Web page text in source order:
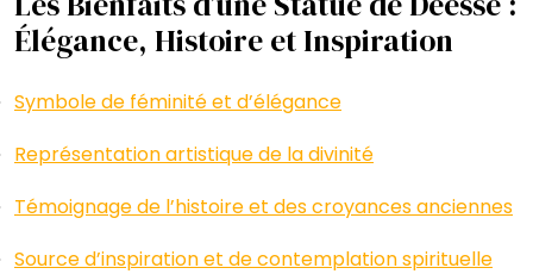
Élégance, Histoire et Inspiration
Symbole de féminité et d’élégance
Représentation artistique de la divinité
Témoignage de l’histoire et des croyances anciennes
Source d’inspiration et de contemplation spirituelle